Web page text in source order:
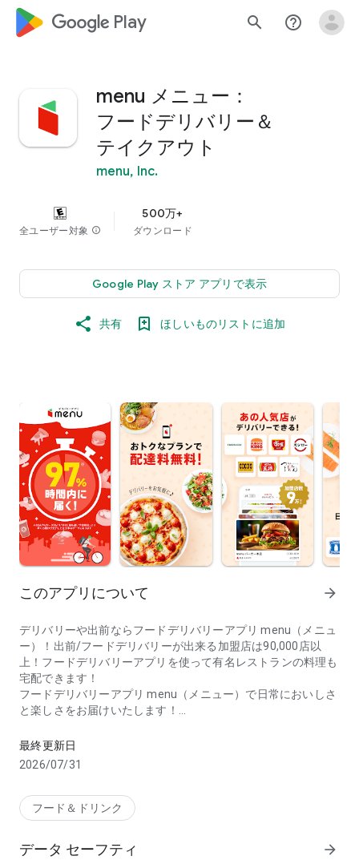
google_logo Play search help_outline
menu メニュー：
フードデリバリー＆
テイクアウト
menu, Inc.
全ユーザー対象 info
500万+
ダウンロード
Google Play ストア アプリで表示
共有 ほしいものリストに追加
このアプリについて arrow_forward
デリバリーや出前ならフードデリバリーアプリ menu（メニュ
ー）！出前/フードデリバリーが出来る加盟店は90,000店以
上！フードデリバリーアプリを使って有名レストランの料理も
宅配できます！
フードデリバリーアプリ menu（メニュー）で日常においしさ
と楽しさをお届けいたします！
【こんな方におススメのフードデリバリーアプリ menu(メニ
ュー)】
探している
・家から出たくないのでお店の料理を宅配してほしい
・夜中に急にがっつりメニューが食べたくなるので出前で頼ん
最終更新日
2026/07/31
フード＆ドリンク
データ セーフティ arrow_forward